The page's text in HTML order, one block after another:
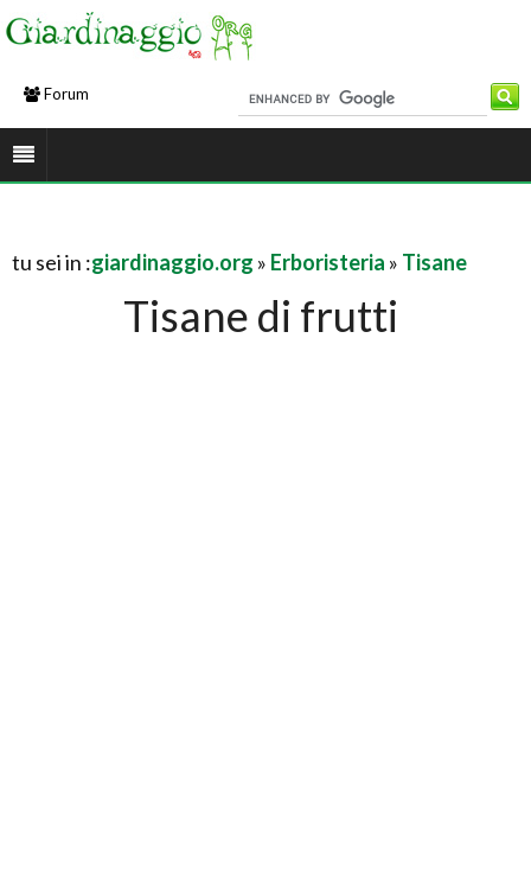
Forum
tu sei in :giardinaggio.org » Erboristeria » Tisane
Tisane di frutti